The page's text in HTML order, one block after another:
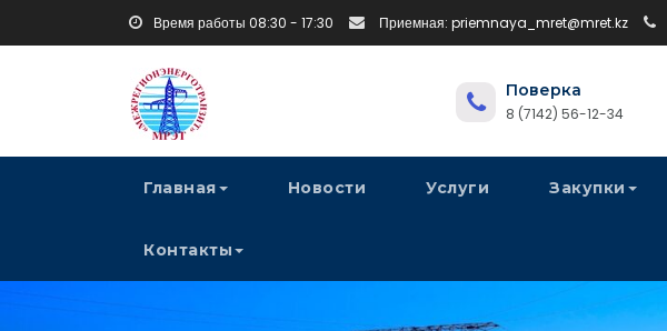
Время работы 08:30 - 17:30 Приемная: priemnaya_mret@mret.kz
Поверка
8 (7142) 56-12-34
Главная Новости Услуги Закупки
Контакты